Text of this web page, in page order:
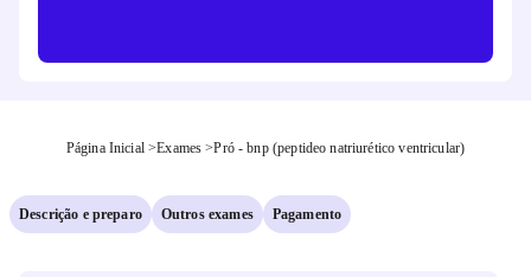
Página Inicial >Exames >Pró - bnp (peptideo natriurético ventricular)
Descrição e preparo Outros exames Pagamento